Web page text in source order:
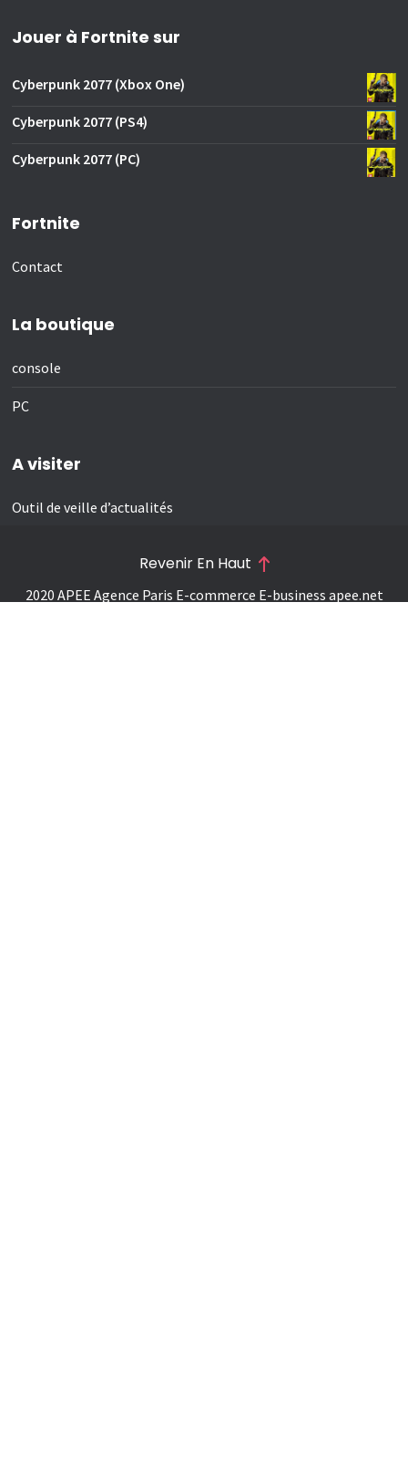
Jouer à Fortnite sur
Cyberpunk 2077 (Xbox One)
Cyberpunk 2077 (PS4)
Cyberpunk 2077 (PC)
Fortnite
Contact
La boutique
console
PC
A visiter
Outil de veille d’actualités
2020 APEE Agence Paris E-commerce E-business apee.net
Revenir En Haut